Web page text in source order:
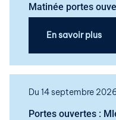
Matinée portes
En savoir plus
Du 14 septembre
Portes ouvertes :